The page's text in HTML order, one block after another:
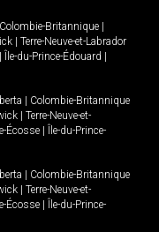
Colombie-Britannique
Terre-Neuve-et-Labrador
Île-du-Prince-Édouard
Colombie-Britannique
Terre-Neuve-et-
Écosse
Île-du-Prince-
Colombie-Britannique
Terre-Neuve-et-
Écosse
Île-du-Prince-